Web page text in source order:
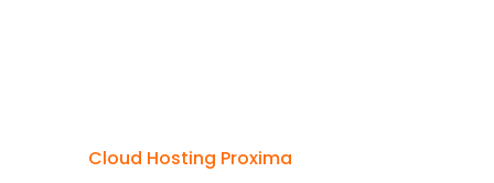
Cloud Hosting Proxima